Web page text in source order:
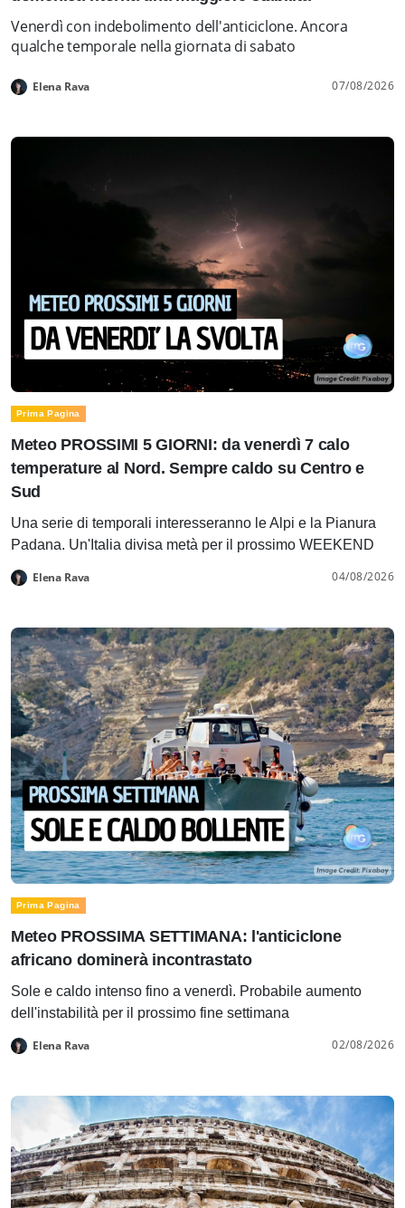
Venerdì con indebolimento dell'anticiclone. Ancora
qualche temporale nella giornata di sabato
Elena Rava 07/08/2026
Prima Pagina
Meteo PROSSIMI 5 GIORNI: da venerdì 7 calo
temperature al Nord. Sempre caldo su Centro e
Sud
Una serie di temporali interesseranno le Alpi e la Pianura
Padana. Un'Italia divisa metà per il prossimo WEEKEND
Elena Rava 04/08/2026
Prima Pagina
Meteo PROSSIMA SETTIMANA: l'anticiclone
africano dominerà incontrastato
Sole e caldo intenso fino a venerdì. Probabile aumento
dell'instabilità per il prossimo fine settimana
Elena Rava 02/08/2026